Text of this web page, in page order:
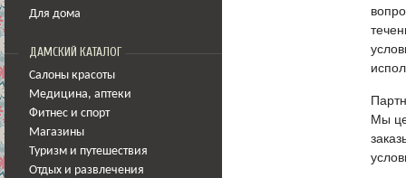
Для дома
ДАМСКИЙ КАТАЛОГ
Салоны красоты
Медицина, аптеки
Фитнес и спорт
Магазины
Туризм и путешествия
Отдых и развлечения
Мы